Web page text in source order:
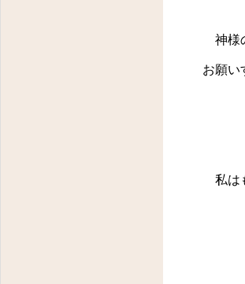
神様
お願い
私は